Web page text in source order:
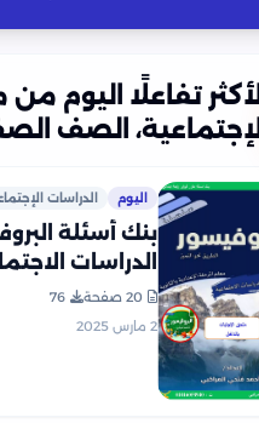
الأكثر تفاعلًا اليوم
الإجتماعية، الصف
اليوم الدراسات
بنك أسئلة
الدراسات
الابتدائي الترم
فبراير بصيغة PDF
20 صفحة
76
2 مارس 2025